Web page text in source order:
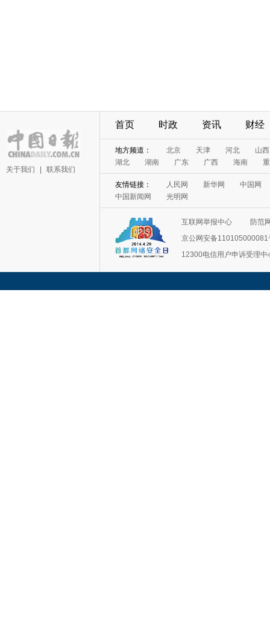
关于我们 联系我们
首页 时政 资讯 财经
地方频道： 北京 天津 河北
山西
湖北
湖南 广东 广西 海南
友情链接： 人民网 新华网
中国网
中国新闻网
光明网
互联网举报中心
防范
京公网安备110105000081
12300电信用户申诉受理中